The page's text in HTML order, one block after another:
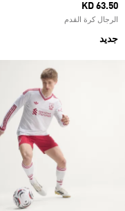
KD 63.50
الرجال كرة القدم
جديد